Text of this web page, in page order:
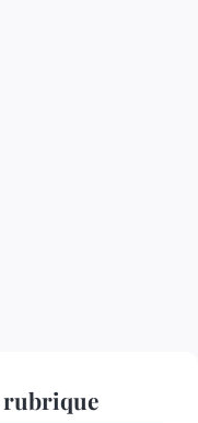
rubrique